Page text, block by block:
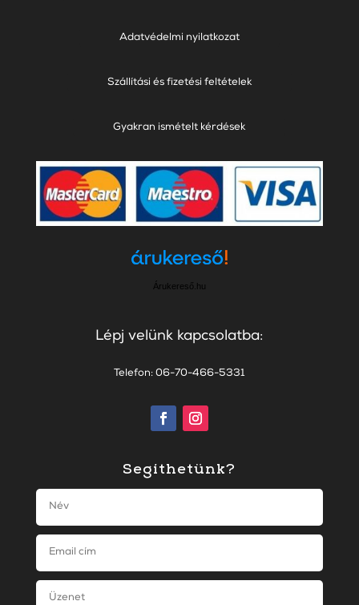
Adatvédelmi nyilatkozat
Szállítási és fizetési feltételek
Gyakran ismételt kérdések
Árukereső.hu
Lépj velünk kapcsolatba:
Telefon: 06-70-466-5331
Segíthetünk?